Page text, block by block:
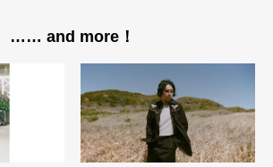
…… and more！